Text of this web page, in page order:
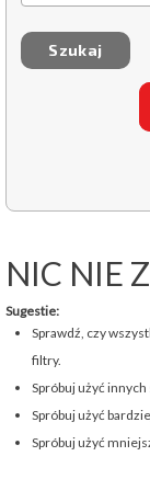
NIC NIE
Sugestie:
Sprawdź, czy
filtry.
Spróbuj użyć
Spróbuj użyć
Spróbuj użyć